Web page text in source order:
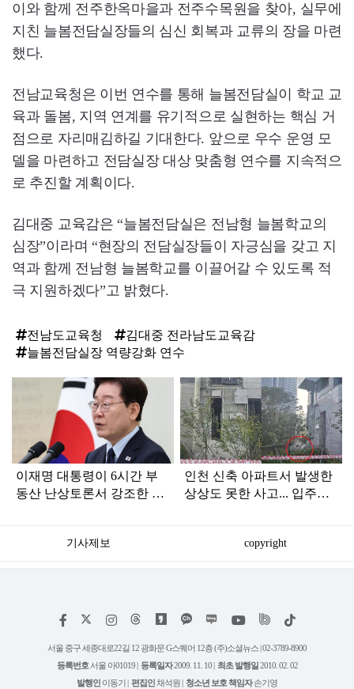
이와 함께 전주한옥마을과 전주수목원을 찾아, 실무에
지친 늘봄전담실장들의 심신 회복과 교류의 장을 마련
했다.
전남교육청은 이번 연수를 통해 늘봄전담실이 학교 교
육과 돌봄, 지역 연계를 유기적으로 실현하는 핵심 거
점으로 자리매김하길 기대한다. 앞으로 우수 운영 모
델을 마련하고 전담실장 대상 맞춤형 연수를 지속적으
로 추진할 계획이다.
김대중 교육감은 “늘봄전담실은 전남형 늘봄학교의
심장”이라며 “현장의 전담실장들이 자긍심을 갖고 지
역과 함께 전남형 늘봄학교를 이끌어갈 수 있도록 적
극 지원하겠다”고 밝혔다.
전남도교육청
김대중 전라남도교육감
늘봄전담실장 역량강화 연수
이재명 대통령이 6시간 부
동산 난상토론서 강조한 내
인천 신축 아파트서 발생한
상상도 못한 사고... 입주민
기사제보 copyright
페
스
인
타
램
위
트
유
튜
틱
서울 중구 세종대로22길 12 광화문 G스퀘어 12층 (주)소셜뉴스 | 02-3789-8900
등록번호 서울 아01019 | 등록일자2009. 11. 10 | 최초 발행일2010. 02. 02
발행인 이동기 | 편집인채석원 | 청소년 보호 책임자손기영